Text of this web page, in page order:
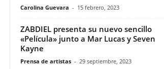
Carolina Guevara - 15 febrero, 2023
ZABDIEL presenta su nuevo sencillo
«Película» junto a Mar Lucas y Seven
Kayne
Prensa de artistas - 29 septiembre, 2023